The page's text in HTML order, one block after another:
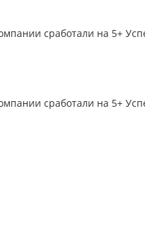
сработали на 5+
сработали на 5+